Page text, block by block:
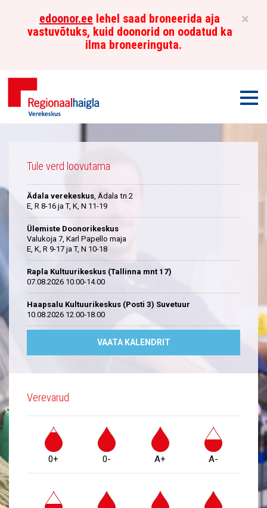
×
edoonor.ee lehel saad broneerida aja
vastuvõtuks, kuid doonorid on oodatud ka
ilma broneeringuta.
Eesti
Regionaalhaigla
Verekeskus
Tule verd loovutama
Ädala verekeskus , Ädala tn 2
E, R 8-16 ja T, K, N 11-19
Ülemiste Doonorikeskus
Valukoja 7, Karl Papello maja
E, K, R 9-17 ja T, N 10-18
Rapla Kultuurikeskus (Tallinna mnt 17)
07.08.2026 10.00-14.00
Haapsalu Kultuurikeskus (Posti 3) Suvetuur
10.08.2026 12.00-18.00
VAATA KALENDRIT
Verevarud
0+ 0- A+ A-